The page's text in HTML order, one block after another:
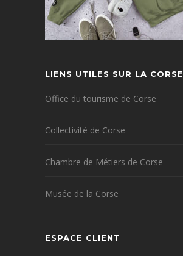
LIENS UTILES SUR LA CORSE
Office du tourisme de Corse
Collectivité de Corse
Chambre de Métiers de Corse
Musée de la Corse
ESPACE CLIENT